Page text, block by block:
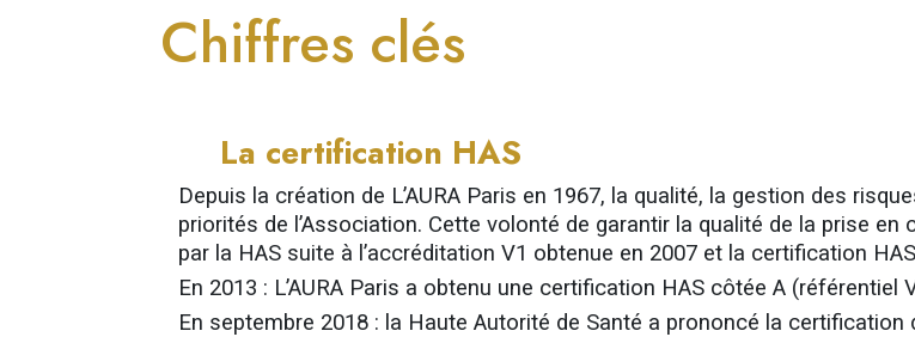
Chiffres clés
La certification HAS
Depuis la création de L’AURA Paris en 1967, la qualité, la gestion des
priorités de l’Association. Cette volonté de garantir la qualité de la prise
par la HAS suite à l’accréditation V1 obtenue en 2007 et la certification
En 2013 : L’AURA Paris a obtenu une certification HAS côtée A (référentiel
En septembre 2018 : la Haute Autorité de Santé a prononcé la certification